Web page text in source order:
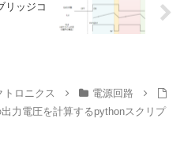
リッジコ
トロニクス
電源回路
出力電圧を計算するpythonスクリプ